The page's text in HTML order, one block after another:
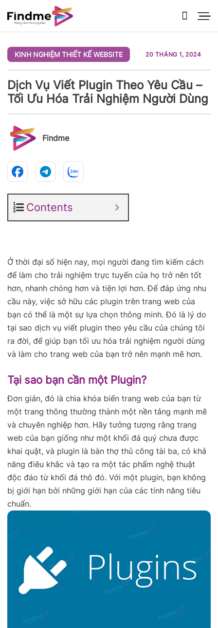
qua
nội
KINH NGHIỆM THIẾT KẾ WEBSITE 20 THÁNG 1, 2024
Dịch Vụ Viết Plugin Theo Yêu Cầu –
Tối Ưu Hóa Trải Nghiệm Người Dùng
Findme
Contents
Ở thời đại số hiện nay, mọi người đang tìm kiếm cách
để làm cho trải nghiệm trực tuyến của họ trở nên tốt
hơn, nhanh chóng hơn và tiện lợi hơn. Để đáp ứng nhu
cầu này, việc sở hữu các plugin trên trang web của
bạn có thể là một sự lựa chọn thông minh. Đó là lý do
tại sao dịch vụ viết plugin theo yêu cầu của chúng tôi
ra đời, để giúp bạn tối ưu hóa trải nghiệm người dùng
và làm cho trang web của bạn trở nên mạnh mẽ hơn.
Tại sao bạn cần một Plugin?
Đơn giản, đó là chìa khóa biến trang web của bạn từ
một trang thông thường thành một nền tảng mạnh mẽ
và chuyên nghiệp hơn. Hãy tưởng tượng rằng trang
web của bạn giống như một khối đá quý chưa được
khai quật, và plugin là bàn thợ thủ công tài ba, có khả
năng điêu khắc và tạo ra một tác phẩm nghệ thuật
độc đáo từ khối đá thô đó. Với một plugin, bạn không
bị giới hạn bởi những giới hạn của các tính năng tiêu
chuẩn.